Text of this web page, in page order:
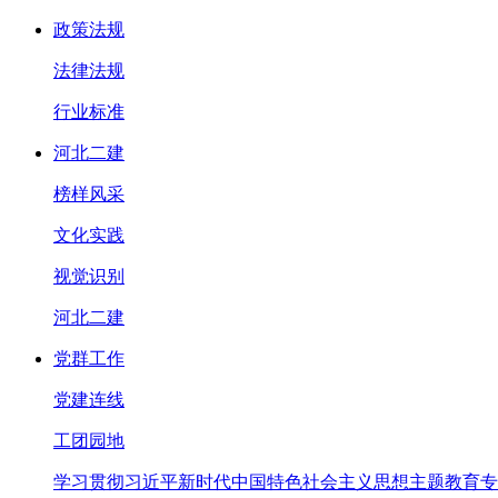
政策法规
法律法规
行业标准
河北二建
榜样风采
文化实践
视觉识别
河北二建
党群工作
党建连线
工团园地
学习贯彻习近平新时代中国特色社会主义思想主题教育